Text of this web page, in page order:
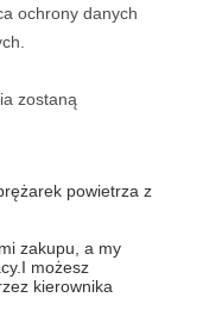
ochrony danych
zostaną
powietrza z
zakupu, a my
możesz
kierownika